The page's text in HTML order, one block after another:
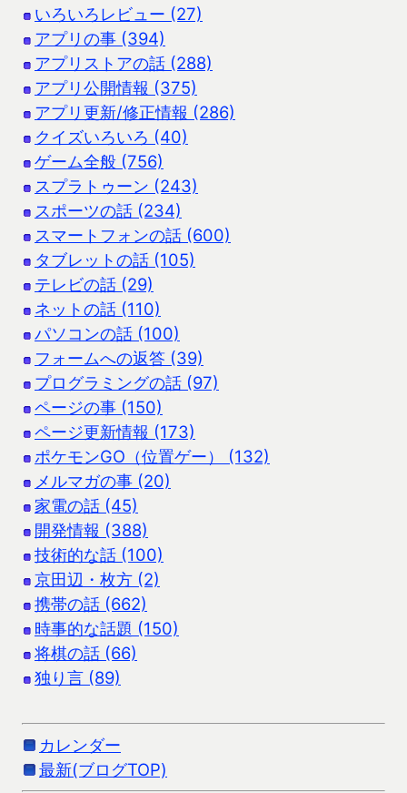
いろいろレビュー (27)
アプリの事 (394)
アプリストアの話 (288)
アプリ公開情報 (375)
アプリ更新/修正情報 (286)
クイズいろいろ (40)
ゲーム全般 (756)
スプラトゥーン (243)
スポーツの話 (234)
スマートフォンの話 (600)
タブレットの話 (105)
テレビの話 (29)
ネットの話 (110)
パソコンの話 (100)
フォームへの返答 (39)
プログラミングの話 (97)
ページの事 (150)
ページ更新情報 (173)
ポケモンGO（位置ゲー） (132)
メルマガの事 (20)
家電の話 (45)
開発情報 (388)
技術的な話 (100)
京田辺・枚方 (2)
携帯の話 (662)
時事的な話題 (150)
将棋の話 (66)
独り言 (89)
カレンダー
最新(ブログTOP)